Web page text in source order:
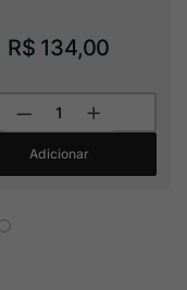
R$ 134,00
Adicionar